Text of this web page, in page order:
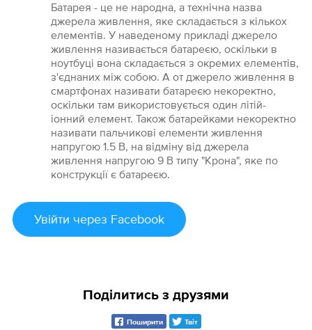
Батарея - це не народна, а технічна назва
джерела живлення, яке складається з кількох
елементів. У наведеному прикладі джерело
живлення називається батареєю, оскільки в
ноутбуці вона складається з окремих елементів,
з'єднаних між собою. А от джерело живлення в
смартфонах називати батареєю некоректно,
оскільки там використовується один літій-
іонний елемент. Також батарейками некоректно
називати пальчикові елементи живлення
напругою 1.5 В, на відміну від джерела
живлення напругою 9 В типу "Крона", яке по
конструкції є батареєю.
Увійти через Facebook
Поділитись з друзями
Поширити Твіт